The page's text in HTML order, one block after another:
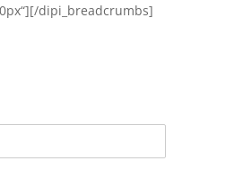
dipi_breadcrumbs]